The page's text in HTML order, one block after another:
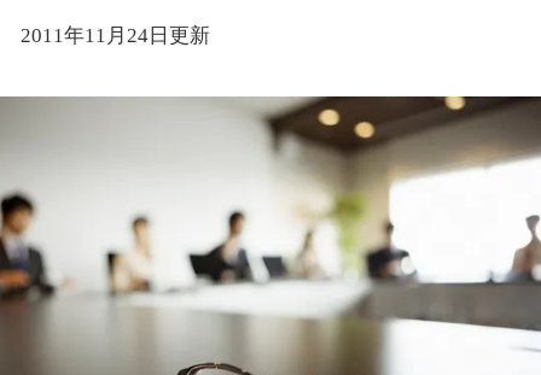
2011年11月24日更新